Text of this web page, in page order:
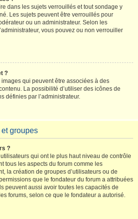
dans les sujets verrouillés et tout sondage y
Les sujets peuvent être verrouillés pour
ou un administrateur. Selon les
vous pouvez ou non verrouiller
?
qui peuvent être associées à des
La possibilité d’utiliser des icônes de
définies par l’administrateur.
et groupes
?
qui ont le plus haut niveau de contrôle
tous les aspects du forum comme les
la création de groupes d’utilisateurs ou de
que le fondateur du forum a attribuées
peuvent aussi avoir toutes les capacités de
forums, selon ce que le fondateur a autorisé.